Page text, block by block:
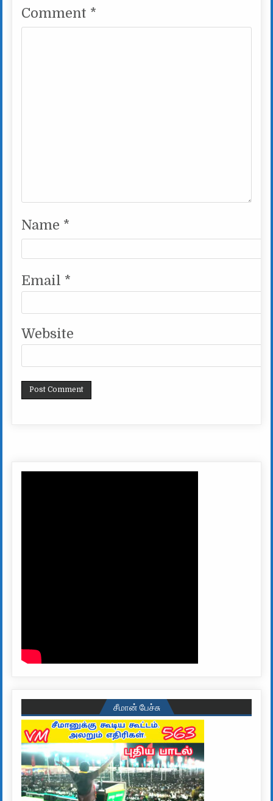
Comment *
Name *
Email *
Website
சீமான் பேச்சு